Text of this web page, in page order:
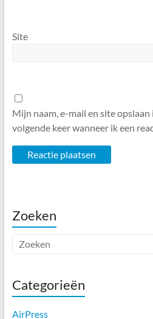
Site
Mijn naam, e-mail en site
volgende keer wanneer ik een
Zoeken
Categorieën
AirPress